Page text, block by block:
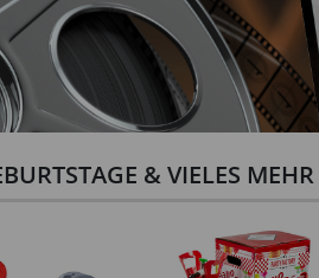
& VIELES MEHR